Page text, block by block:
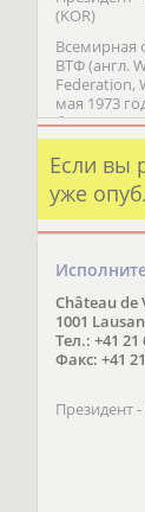
(KOR)
Всемирная
ВТФ (англ.
Federation,
мая 1973
был
мира в
и
тхэквондо
склона в
(Корея).
1974 года.
первым
июля 1980
Федерация
Если вы
уже
Château de
1001
Тел.: +41 21
Факс: +41
Президент